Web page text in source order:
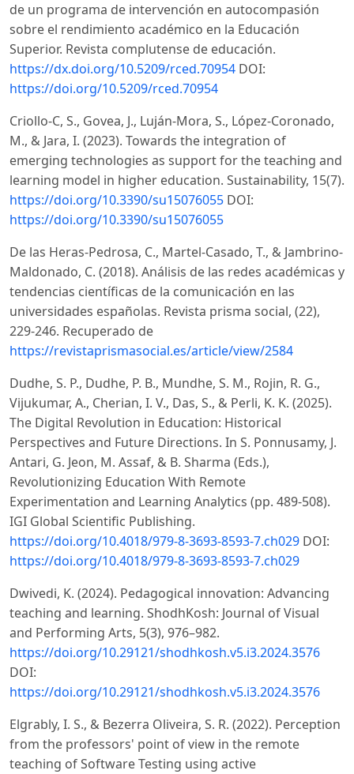
de un programa de intervención en autocompasión
sobre el rendimiento académico en la Educación
Superior. Revista complutense de educación.
https://dx.doi.org/10.5209/rced.70954 DOI:
https://doi.org/10.5209/rced.70954
Criollo-C, S., Govea, J., Luján-Mora, S., López-Coronado,
M., & Jara, I. (2023). Towards the integration of
emerging technologies as support for the teaching and
learning model in higher education. Sustainability, 15(7).
https://doi.org/10.3390/su15076055 DOI:
https://doi.org/10.3390/su15076055
De las Heras-Pedrosa, C., Martel-Casado, T., & Jambrino-
Maldonado, C. (2018). Análisis de las redes académicas y
tendencias científicas de la comunicación en las
universidades españolas. Revista prisma social, (22),
229-246. Recuperado de
https://revistaprismasocial.es/article/view/2584
Dudhe, S. P., Dudhe, P. B., Mundhe, S. M., Rojin, R. G.,
Vijukumar, A., Cherian, I. V., Das, S., & Perli, K. K. (2025).
The Digital Revolution in Education: Historical
Perspectives and Future Directions. In S. Ponnusamy, J.
Antari, G. Jeon, M. Assaf, & B. Sharma (Eds.),
Revolutionizing Education With Remote
Experimentation and Learning Analytics (pp. 489-508).
IGI Global Scientific Publishing.
https://doi.org/10.4018/979-8-3693-8593-7.ch029 DOI:
https://doi.org/10.4018/979-8-3693-8593-7.ch029
Dwivedi, K. (2024). Pedagogical innovation: Advancing
teaching and learning. ShodhKosh: Journal of Visual
and Performing Arts, 5(3), 976–982.
https://doi.org/10.29121/shodhkosh.v5.i3.2024.3576
DOI:
https://doi.org/10.29121/shodhkosh.v5.i3.2024.3576
Elgrably, I. S., & Bezerra Oliveira, S. R. (2022). Perception
from the professors' point of view in the remote
teaching of Software Testing using active